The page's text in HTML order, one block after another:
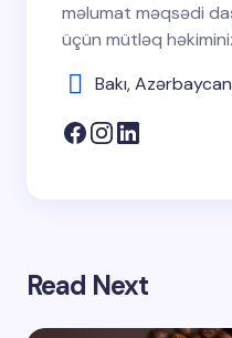
məlumat məqsədi
üçün mütləq
Bakı, Azərbaycan
Read Next